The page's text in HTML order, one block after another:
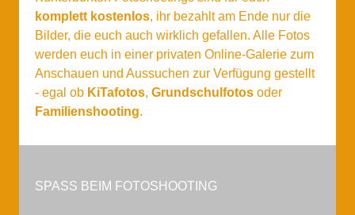
komplett kostenlos, ihr bezahlt am Ende nur die
Bilder, die euch auch wirklich gefallen. Alle Fotos
werden euch in einer privaten Online-Galerie zum
Anschauen und Aussuchen zur Verfügung gestellt
- egal ob KiTafotos, Grundschulfotos oder
Familienshooting.
SPASS BEIM FOTOSHOOTING